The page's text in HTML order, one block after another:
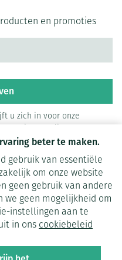
beter te maken.
gebruik van essentiële
om onze website
geen gebruik van andere
we geen mogelijkheid om
instellingen aan te
in ons cookiebeleid
en promoties
u zich in voor onze